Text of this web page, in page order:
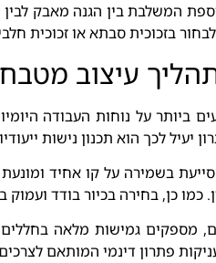
המשלבת בין הגנה מאבק
בזכוכית סבתא או זכוכית
עיצוב
ביותר על נוחות העבודה
לכך הוא תכנון נישות
בשמירה על קו אחיד
כן, בחירה בכיור בודד
מספקים גמישות מלאה
פתרון דינמי המותאם